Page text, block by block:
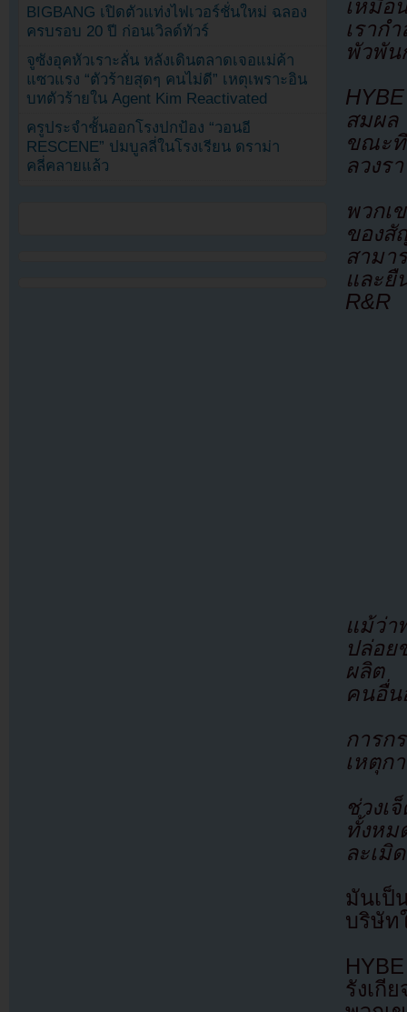
เหมือ
เราก
พัวพัน
สมผล
ขณะที่
ลวงร
พวกเ
ของสั
สามา
และยื
R&R
แม้ว่า
ปล่อ
ผลิต
คนอื่น
การ
เหตุก
ช่วงเ
ทั้งห
ละเมิ
มันเป็
บริษัท
รังเกี
BIGBANG เปิดตัวแท่งไฟเวอร์ชั่นใหม่ ฉลอง
ครบรอบ 20 ปี ก่อนเวิลด์ทัวร์
จูซังอุคหัวเราะลั่น หลังเดินตลาดเจอแม่ค้า
แซวแรง “ตัวร้ายสุดๆ คนไม่ดี” เหตุเพราะอิน
บทตัวร้ายใน Agent Kim Reactivated
ครูประจำชั้นออกโรงปกป้อง “วอนอี
RESCENE” ปมบูลลี่ในโรงเรียน ดราม่า
คลี่คลายแล้ว